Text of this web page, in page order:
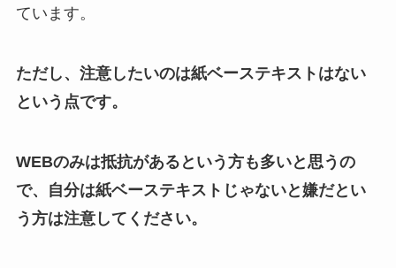
ています。
ただし、注意したいのは紙ベーステキストはない
という点です。
WEBのみは抵抗があるという方も多いと思うの
で、自分は紙ベーステキストじゃないと嫌だとい
う方は注意してください。